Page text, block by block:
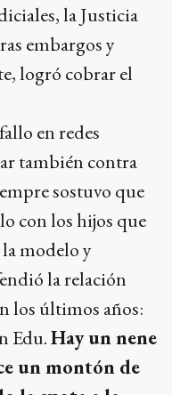
la Justicia
embargos y
logró cobrar el
en redes
también contra
sostuvo que
con los hijos que
modelo y
la relación
los últimos años:
Edu.Hay un nene
un montón de